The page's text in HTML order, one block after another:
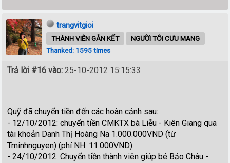
trangvitgioi
THÀNH VIÊN GẮN KẾT
NGƯỜI TÔI CƯU MANG
Thanked: 1595 times
Trả lời #16 vào: 25-10-2012 15:15:33
Quỹ đã chuyển tiền đến các hoàn cảnh sau:
- 12/10/2012: chuyển tiền CMKTX bà Liễu - Kiên Giang qua
tài khoản Danh Thị Hoàng Na 1.000.000VND (từ
Tminhnguyen) (phí NH: 11.000VND).
- 24/10/2012: Chuyển tiền thành viên giúp bé Bảo Châu -